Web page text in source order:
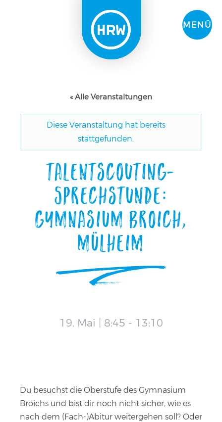
MENÜ
« Alle Veranstaltungen
Diese Veranstaltung hat bereits
stattgefunden.
Talentscouting-
Sprechstunde:
Gymnasium Broich,
Mülheim
19. Mai | 8:45 - 13:10
Du besuchst die Oberstufe des Gymnasium
Broichs und bist dir noch nicht sicher, wie es
nach dem (Fach-)Abitur weitergehen soll? Oder